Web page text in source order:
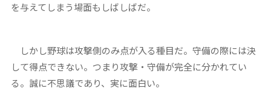
を与えてしまう場面もしばしばだ。
しかし野球は攻撃側のみ点が入る種目だ。守備の際には決
して得点できない。つまり攻撃・守備が完全に分かれてい
る。誠に不思議であり、実に面白い。